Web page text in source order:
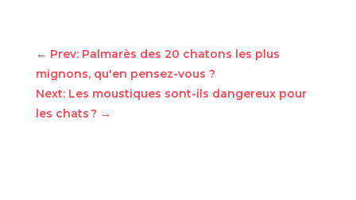
← Prev: Palmarès des 20 chatons les plus
mignons, qu'en pensez-vous ?
Next: Les moustiques sont-ils dangereux pour
les chats ? →